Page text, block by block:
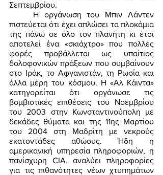
Σεπτεμβρίου.
πιστεύεται ότι έχει απλώσει τα πλοκάμια
της πάνω σε όλο τον πλανήτη κι έτσι
αποτελεί ένα «σκιάχτρο» που πολλές
φορές προβάλλεται ως υπαίτιος
δολοφονικών πράξεων που συμβαίνουν
στο Ιράκ, το Αφγανιστάν, τη Ρωσία και
άλλα μέρη του κόσμου. Η «Αλ Κάιντα»
κατηγορείται ότι οργάνωσε τις
βομβιστικές επιθέσεις του Νοεμβρίου
του 2003 στην Κωνσταντινούπολη με
δεκάδες θύματα και της 11ης Μαρτίου
του 2004 στη Μαδρίτη με νεκρούς
εκατοντάδες αθώους. Ήδη η
αμερικανική υπηρεσία πληροφοριών, η
πανίσχυρη CIA, αναλύει πληροφορίες
για τις πιθανότητες νέων χτυπημάτων